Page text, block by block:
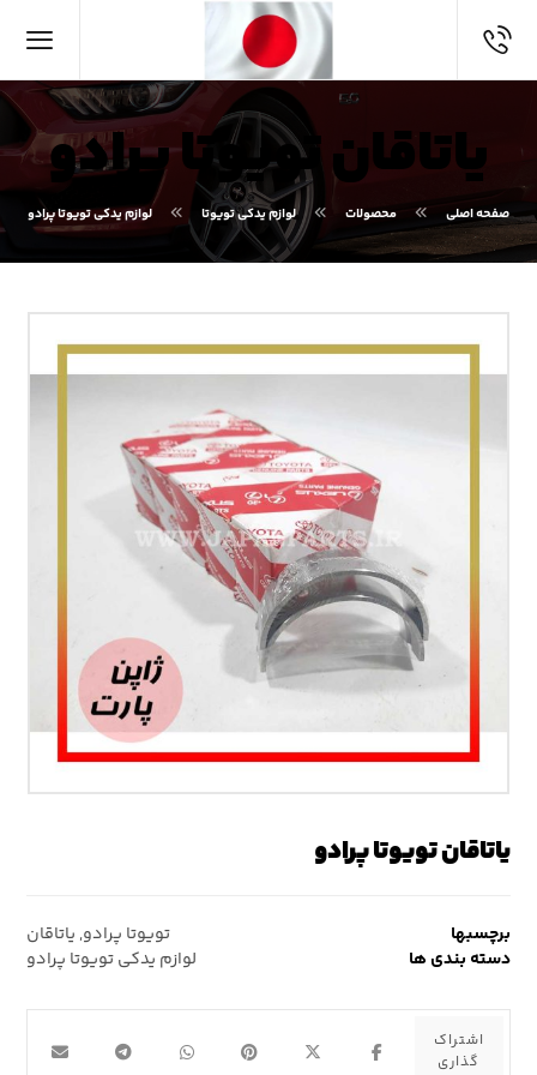
یاتاقان تویوتا پرادو
صفحه اصلی محصولات لوازم یدکی تویوتا لوازم یدکی تویوتا پرادو
یاتاقان تویوتا پرادو
برچسبها تویوتا پرادو, یاتاقان
دسته بندی ها
لوازم یدکی تویوتا پرادو